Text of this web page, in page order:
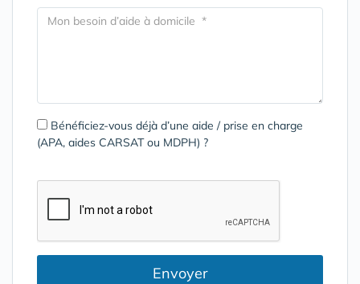
Bénéficiez-vous déjà d’une aide / prise en charge
(APA, aides CARSAT ou MDPH) ?
Envoyer